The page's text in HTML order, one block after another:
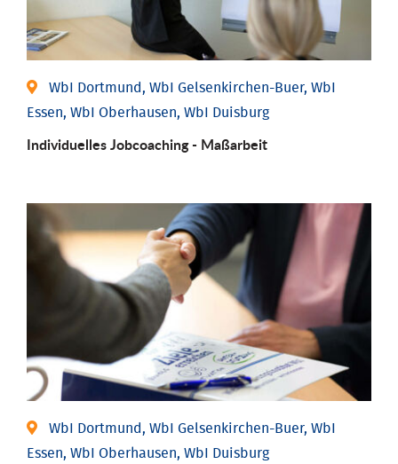
WbI Dortmund, WbI Gelsenkirchen-Buer, WbI
Essen, WbI Oberhausen, WbI Duisburg
Individu­elles Job­coaching - Maßarbeit
WbI Dortmund, WbI Gelsenkirchen-Buer, WbI
Essen, WbI Oberhausen, WbI Duisburg